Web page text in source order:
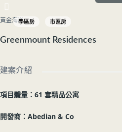
學區房 市區房
黃金海岸
Greenmount Residences
建案介紹
項目體量：61 套精品公寓
開發商：Abedian & Co